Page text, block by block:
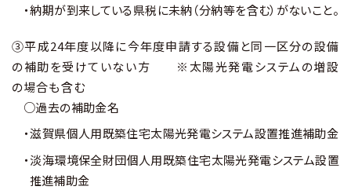
・納期が到来している県税に未納（分納等を含む）がないこと。
③平成24年度以降に今年度申請する設備と同一区分の設備
の補助を受けていない方 ※太陽光発電システムの増設
の場合も含む
○過去の補助金名
・滋賀県個人用既築住宅太陽光発電システム設置推進補助金
・淡海環境保全財団個人用既築住宅太陽光発電システム設置
推進補助金